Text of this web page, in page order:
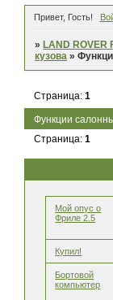
Привет, Гость!
» LAND ROVER
кузова »
Функции
Страница:1
Страница:1
Мой опус о
Фриле 2.5
Купил!
Бортовой
компьютер